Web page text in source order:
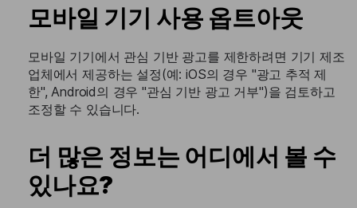
모바일 기기 사용 옵트아웃
모바일 기기에서 관심 기반 광고를 제한하려면 기기 제조
업체에서 제공하는 설정(예: iOS의 경우 "광고 추적 제
한", Android의 경우 "관심 기반 광고 거부")을 검토하고
조정할 수 있습니다.
더 많은 정보는 어디에서 볼 수
있나요?